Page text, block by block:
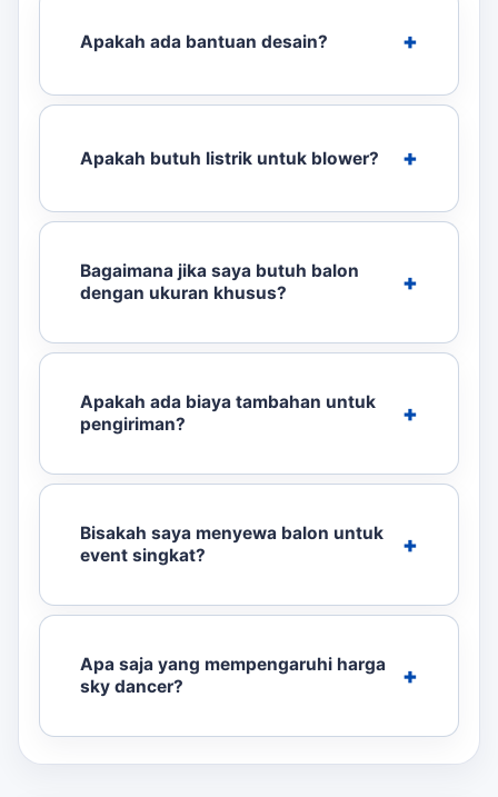
Apakah ada bantuan desain?
Apakah butuh listrik untuk blower?
Bagaimana jika saya butuh balon
dengan ukuran khusus?
Apakah ada biaya tambahan untuk
pengiriman?
Bisakah saya menyewa balon untuk
event singkat?
Apa saja yang mempengaruhi harga
sky dancer?